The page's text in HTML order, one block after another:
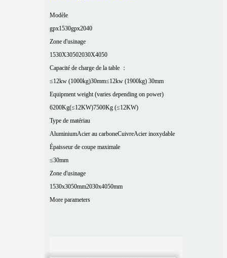
Modèle
gpx1530gpx2040
Zone d'usinage
1530X30502030X4050
Capacité de charge de la table ：
≤12kw (1000kg)30mm≤12kw (1900kg) 30mm
Equipment weight (varies depending on power)
6200Kg(≤12KW)7500Kg (≤12KW)
Type de matériau
AluminiumAcier au carboneCuivreAcier inoxydable
Épaisseur de coupe maximale
≤30mm
Zone d'usinage
1530x3050mm2030x4050mm
More parameters